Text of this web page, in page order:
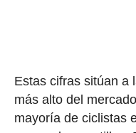
Estas cifras sitúan a
más alto del
mayoría de ciclistas